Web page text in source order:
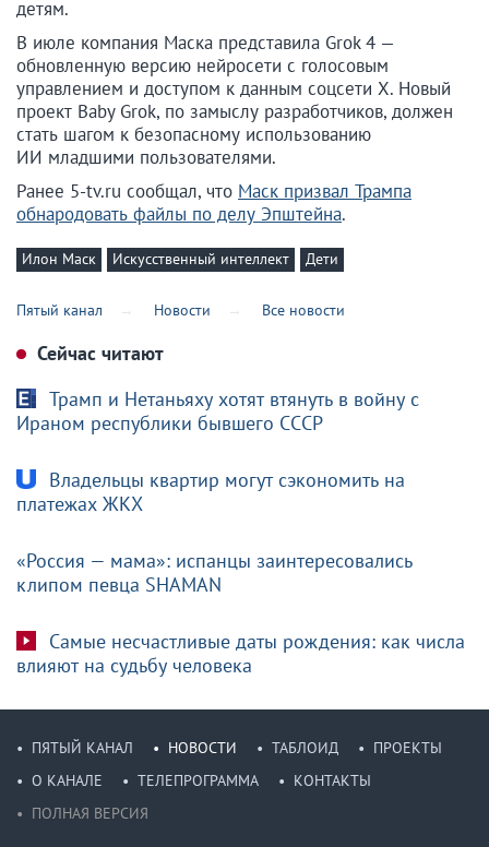
детям.
В июле компания Маска представила Grok 4 —
обновленную версию нейросети с голосовым
управлением и доступом к данным соцсети X. Новый
проект Baby Grok, по замыслу разработчиков, должен
стать шагом к безопасному использованию
ИИ младшими пользователями.
Ранее 5-tv.ru сообщал, что Маск призвал Трампа
обнародовать файлы по делу Эпштейна.
Илон Маск Искусственный интеллект Дети
Пятый канал Новости Все новости
Сейчас читают
Трамп и Нетаньяху хотят втянуть в войну с
Ираном республики бывшего СССР
Владельцы квартир могут сэкономить на
платежах ЖКХ
«Россия — мама»: испанцы заинтересовались
клипом певца SHAMAN
Самые несчастливые даты рождения: как числа
влияют на судьбу человека
ПЯТЫЙ КАНАЛ НОВОСТИ ТАБЛОИД
ПРОЕКТЫ
О КАНАЛЕ
ТЕЛЕПРОГРАММА
КОНТАКТЫ
ПОЛНАЯ ВЕРСИЯ